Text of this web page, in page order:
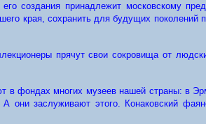
создания принадлежит московскому
края, сохранить для будущих поколений
прячут свои сокровища от
в фондах многих музеев нашей страны: в
они заслуживают этого. Конаковский